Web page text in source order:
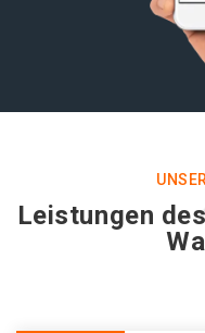
Leistungen